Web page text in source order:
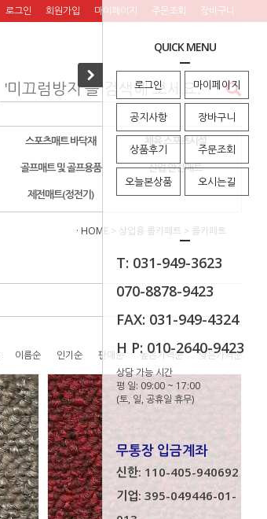
QUICK MENU
로그인 마이페이지
공지사항 장바구니
상품후기 주문조회
오늘본상품 오시는길
T: 031-949-3623
070-8878-9423
FAX: 031-949-4324
H P: 010-2640-9423
상담 가능 시간
평 일: 09:00 ~ 17:00
(토, 일, 공휴일 휴무)
무통장 입금계좌
신한: 110-405-940692
기업: 395-049446-01-
로그인 회원가입 마이페이지 주문조회 장바구니
스포츠매트 바닥재
체육 스포츠시설
골프매트 및 골프용품
산업 안전매트
제전매트(정전기)
· HOME > 상업용 롤카페트 > 롤카페트
이름순 인기순 판매순 높은가격순 낮은가격순